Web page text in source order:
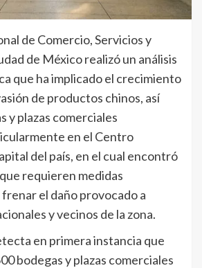
de Comercio, Servicios y
de México realizó un análisis
que ha implicado el crecimiento
de productos chinos, así
y plazas comerciales
en el Centro
del país, en el cual encontró
requieren medidas
el daño provocado a
y vecinos de la zona.
en primera instancia que
bodegas y plazas comerciales